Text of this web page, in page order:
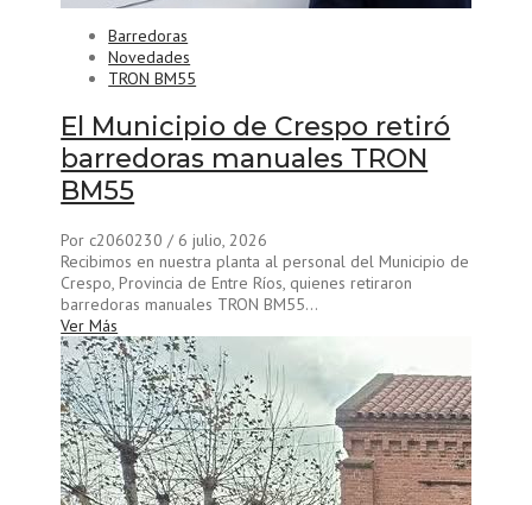
Barredoras
Novedades
TRON BM55
El Municipio de Crespo retiró
barredoras manuales TRON
BM55
Por c2060230 / 6 julio, 2026
Recibimos en nuestra planta al personal del Municipio de
Crespo, Provincia de Entre Ríos, quienes retiraron
barredoras manuales TRON BM55...
Ver Más